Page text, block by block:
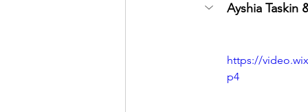
Ayshia Taskin
https://
p4